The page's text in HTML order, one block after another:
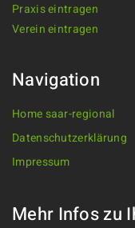
Praxis eintragen
Verein eintragen
Navigation
Home saar-regional
Datenschutzerklärung
Impressum
Mehr Infos zu